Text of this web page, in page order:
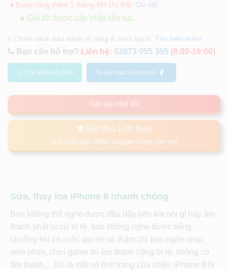
● Được tặng thêm 1 tháng BH Ưu Đãi. Chi tiết
● Giá tốt được cập nhật liên tục.
Chính sách bảo hành rõ ràng & minh bạch. Tìm hiểu thêm
Bạn cần hổ trợ? Liên hệ: 02873 055 355 (8:00-19:00)
Tư vấn qua Zalo Tư vấn qua Facebook
Gọi lại cho tôi
Đặt Mua Linh Kiện
Gọi điện xác nhận và giao hàng tận nơi
Sửa, thay loa iPhone 8 nhanh chóng
Bạn không thể nghe được đầu dây bên kia nói gì hay âm
thanh phát ra cứ bị rè, bạn không nghe được tiếng
chuông khi có cuộc gọi tới và thậm chí bạn nghe nhạc,
xem phim, chơi game thì âm thanh cũng bị rè, không có
âm thanh,…Đó là một số tình trạng của chiếc iPhone 8 bị